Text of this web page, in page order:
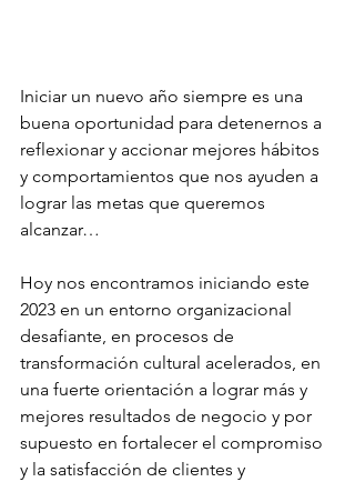
Iniciar un nuevo año siempre es una
buena oportunidad para detenernos a
reflexionar y accionar mejores hábitos
y comportamientos que nos ayuden a
lograr las metas que queremos
alcanzar…
Hoy nos encontramos iniciando este
2023 en un entorno organizacional
desafiante, en procesos de
transformación cultural acelerados, en
una fuerte orientación a lograr más y
mejores resultados de negocio y por
supuesto en fortalecer el compromiso
y la satisfacción de clientes y